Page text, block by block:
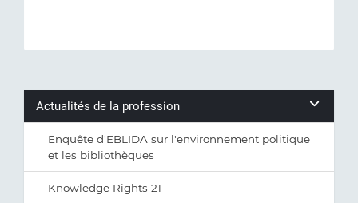
Actualités de la profession
Enquête d'EBLIDA sur l'environnement politique
et les bibliothèques
Knowledge Rights 21